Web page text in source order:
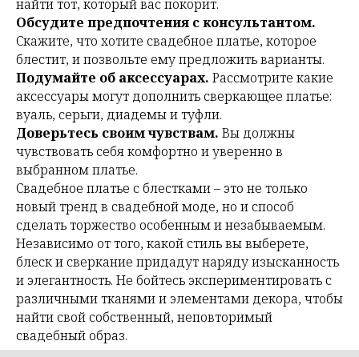
найти тот, который вас покорит.
Обсудите предпочтения с консультантом.
Скажите, что хотите свадебное платье, которое
блестит, и позвольте ему предложить варианты.
Подумайте об аксессуарах. Рассмотрите какие
аксессуары могут дополнить сверкающее платье:
вуаль, серьги, диадемы и туфли.
Доверьтесь своим чувствам. Вы должны
чувствовать себя комфортно и уверенно в
выбранном платье.
Свадебное платье с блестками – это не только
новый тренд в свадебной моде, но и способ
сделать торжество особенным и незабываемым.
Независимо от того, какой стиль вы выберете,
блеск и сверкание придадут наряду изысканность
и элегантность. Не бойтесь экспериментировать с
различными тканями и элементами декора, чтобы
найти свой собственный, неповторимый
свадебный образ.